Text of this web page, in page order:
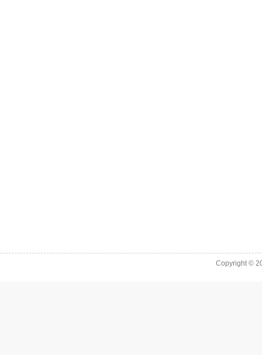
Copyright ©